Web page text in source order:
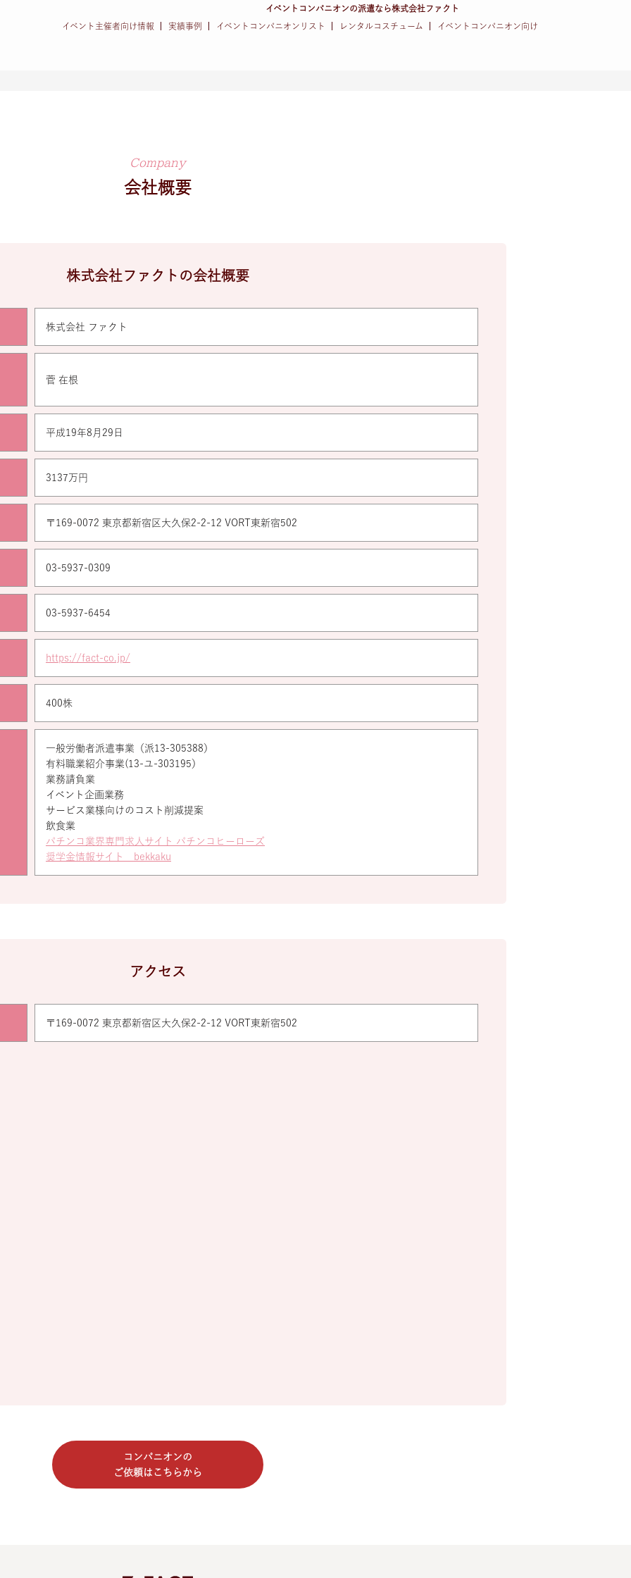
イベントコンパニオンの派遣なら株式会社ファクト
イベント主催者向け情報 実績事例 イベントコンパニオンリスト レンタルコスチューム イベントコンパニオン向け
Company
会社概要
株式会社ファクトの会社概要
株式会社 ファクト
菅 在根
平成19年8月29日
3137万円
〒169-0072 東京都新宿区大久保2-2-12 VORT東新宿502
03-5937-0309
03-5937-6454
https://fact-co.jp/
400株
一般労働者派遣事業（派13-305388）
有料職業紹介事業(13-ユ-303195）
業務請負業
イベント企画業務
サービス業様向けのコスト削減提案
飲食業
パチンコ業界専門求人サイト パチンコヒーローズ
奨学金情報サイト bekkaku
アクセス
〒169-0072 東京都新宿区大久保2-2-12 VORT東新宿502
コンパニオンの
ご依頼はこちらから